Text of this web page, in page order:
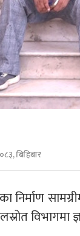
बिहिबार
निर्माण
विभागमा